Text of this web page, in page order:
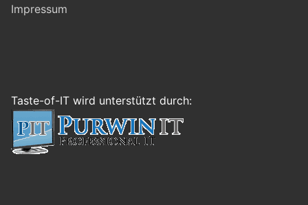
Impressum
Taste-of-IT wird unterstützt durch: